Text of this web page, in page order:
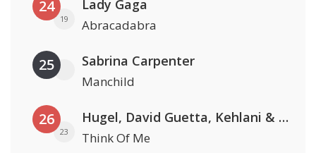
24
19
Lady Gaga
Abracadabra
25 Sabrina Carpenter
Manchild
26
23
Hugel, David Guetta, Kehlani & Daecolm
Think Of Me